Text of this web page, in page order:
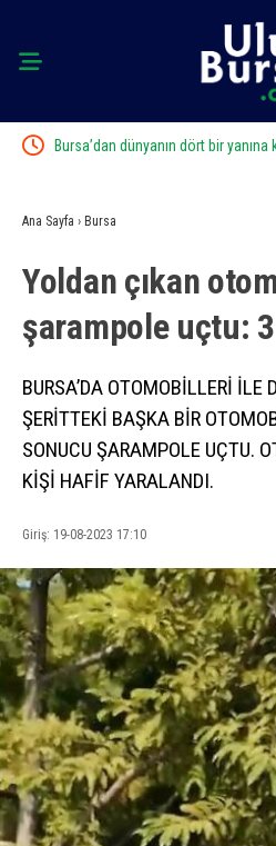
Bursa’dan dünyanın dört bir
Ana Sayfa › Bursa
Yoldan çıkan
şarampole uçtu: 3
BURSA’DA OTOMOBİLLERİ İLE
ŞERİTTEKİ BAŞKA BİR
SONUCU ŞARAMPOLE UÇTU.
KİŞİ HAFİF YARALANDI.
Giriş: 19-08-2023 17:10